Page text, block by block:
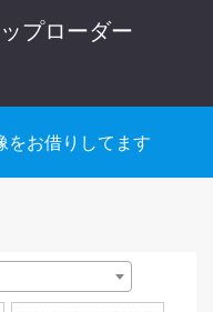
プローダー
をお借りしてます